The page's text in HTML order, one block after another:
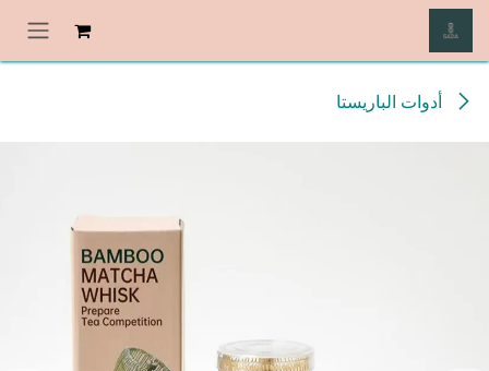
تخطي للذهاب إلى المحتوى
أدوات الباريستا